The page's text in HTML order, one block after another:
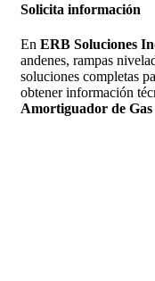
Solicita información
En ERB Soluciones
andenes, rampas
soluciones completas
obtener información
Amortiguador de Gas